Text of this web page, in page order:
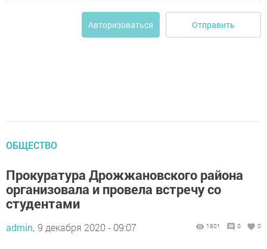
Авторизоваться Отправить
ОБЩЕСТВО
Прокуратура Дрожжановского района
организовала и провела встречу со
студентами
admin, 9 декабря 2020 - 09:07 1801 0 0